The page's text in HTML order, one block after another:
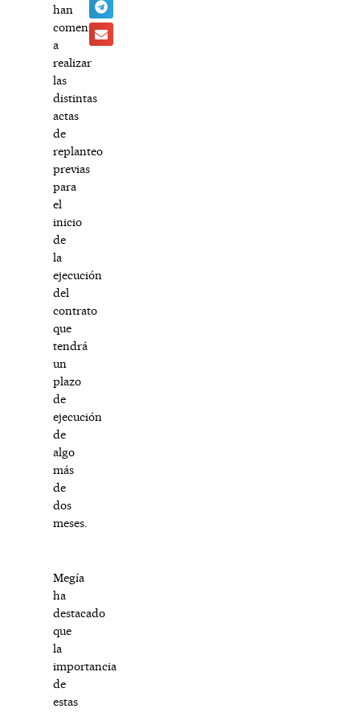
han
comenzado
a
realizar
las
distintas
actas
de
replanteo
previas
para
el
inicio
de
la
ejecución
del
contrato
que
tendrá
un
plazo
de
ejecución
de
algo
más
de
dos
meses.
Megía
ha
destacado
que
la
importancia
de
estas